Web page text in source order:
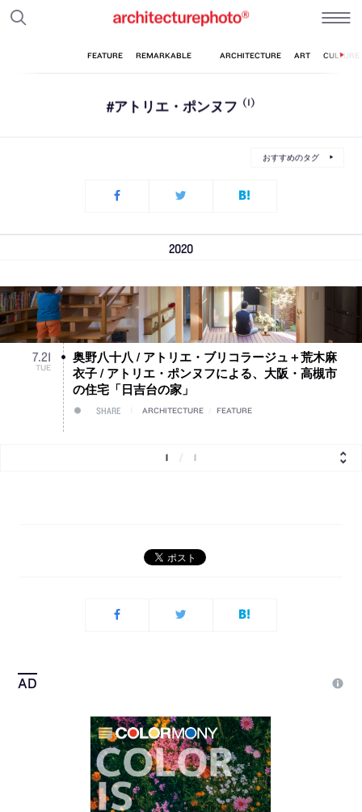
#アトリエ・ポンヌフ (1)
おすすめのタグ
2020
7.21
TUE
奥野八十八 / アトリエ・ブリコラージュ＋荒木麻
衣子 / アトリエ・ポンヌフによる、大阪・高槻市
の住宅「日吉台の家」
SHARE ARCHITECTURE FEATURE
1 1